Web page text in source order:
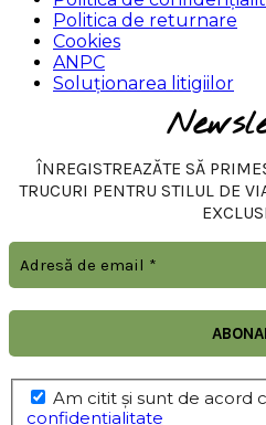
Politica de returnare
Cookies
ANPC
Soluționarea litigiilor
ÎNREGISTREAZĂTE SĂ
TRUCURI PENTRU STILUL DE
Am citit şi sunt de acord
confidențialitate